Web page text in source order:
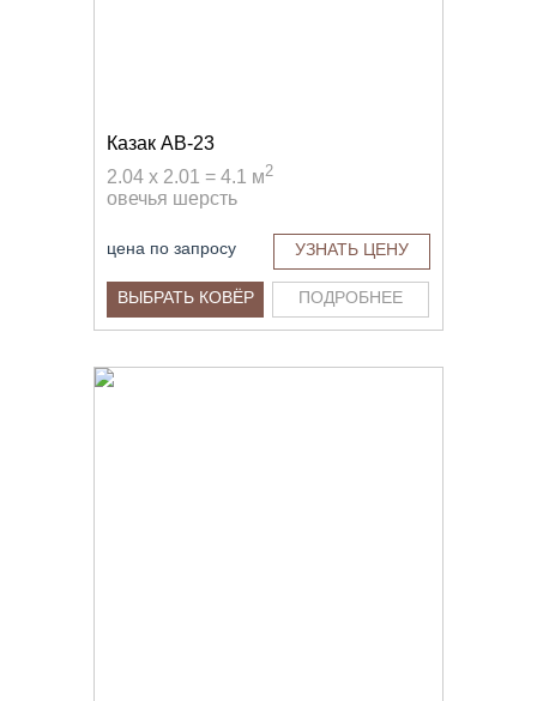
Казак AB-23
2.04 x 2.01 = 4.1 м2
овечья шерсть
цена по запросу УЗНАТЬ ЦЕНУ
ВЫБРАТЬ КОВЁР ПОДРОБНЕЕ